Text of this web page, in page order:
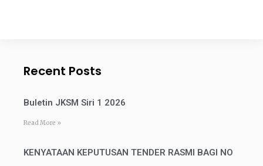
Recent Posts
Buletin JKSM Siri 1 2026
Read More »
KENYATAAN KEPUTUSAN TENDER RASMI BAGI NO